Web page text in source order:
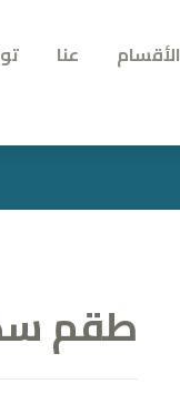
الأقسام عنا
طقم